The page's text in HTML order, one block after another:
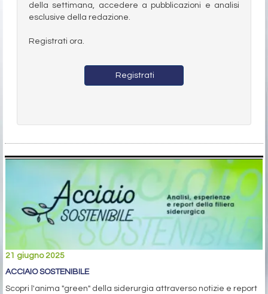
della settimana, accedere a pubblicazioni e analisi
esclusive della redazione.
Registrati ora.
Registrati
21 giugno 2025
ACCIAIO SOSTENIBILE
Scopri l'anima "green" della siderurgia attraverso notizie e report